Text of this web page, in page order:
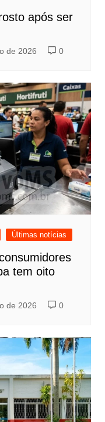
após ser
de 2026 0
Últimas notícias
tem oito
de 2026 0